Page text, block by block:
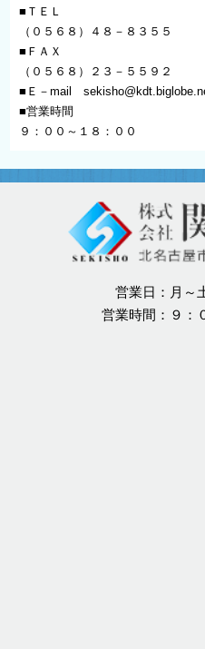
■ＴＥＬ
（０５６８）４８－８３５５
■ＦＡＸ
（０５６８）２３－５５９２
■Ｅ－mail
■営業時間
９：００～１８：００
営業日：月～
営業時間：９：